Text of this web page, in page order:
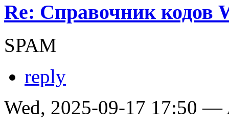
Re: Справочник кодов
SPAM
reply
Wed, 2025-09-17 17:50 —